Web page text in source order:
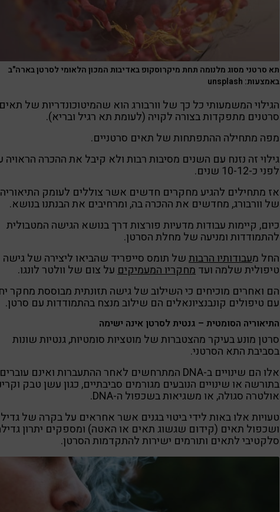
תא סרטני מסוג מלנומה תחת מיקרוסקופ באדיבות המכון הלאומי לסרטן בארה"ב
באמצעות: unsplash
הגילוי המשמעותי כל כך של וורבורג הוא שהמיטוכונדריות של
סרטנים מתפקדות בצורה לקויה (לעומת תא רגיל ובריא).
מפה מתחילה ההתפתחות של תאים סרטניים.
גילוי זה נזנח עם השנים מסיבות רבות ולא קיבל את ההכרה הראויה
לפני כ-10-12 שנים.
אז מתחילים להגיע מחקרים חדשים אשר צוללים לעומק התיאוריה
של וורבורג, מחדשים את ההכרה בה, ומרחיבים את הבנתנו בנושא.
כיום, קיימות עבודות מדעיות פורצות דרך בנושא הגישה המטבולית
להתמודדות ומניעה של מחלת הסרטן.
החל מעבודותיו הרבותשל תומס סייפריד שהביאו ליצירה של גישה
טיפולית שלמה ועדמחקריו המעמיקיםעל צום של וולטר לונגו.
הם ואחרים מוכיחים כי השילוב של גישה תזונתית מבוססת מחקר
עם טיפולים קונבנציונאלים הם שילוב מנצח בהתמודדות עם סרטן.
התיאוריה הסומטית – גנטית לסרטן אינה ישימה
סרטן מונע בעיקר מהצטברות של מוטציות סומטיות, גנטיות שונות
בסביבת התא הסרטני.
אלו הם שינויים ב-DNA המתרחשים לאחר ההתעברות ואינם עוברים
בתורשה או שינויים הנובעים מגורמים סביבתיים, כגון עשן טבק
אולטרה סגולה, או משגיאות בשכפול ה-DNA.
טעויות אלו באות לידי ביטוי בגנים אשר אחראים על בקרה של
ושכפול תאים (קידום שגשוג תאים או האטה) ומספקים יתרון
סלקטיבי לתאים ותורמים ישירות להתקדמות הסרטן.